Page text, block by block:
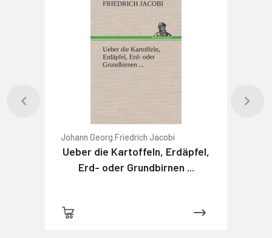
Johann Georg Friedrich Jacobi
Ueber die Kartoffeln, Erdäpfel,
Erd- oder Grundbirnen ...